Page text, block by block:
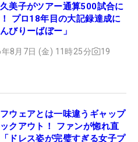
美子がツアー通算500試合に
プロ18年目の大記録達成に
んびりーばぼー」
8月7日 (金) 11時25分 19
ウェアとは一味違うギャップ
クアウト！ ファンが惚れ直
ドレス姿が完璧すぎる女子プ